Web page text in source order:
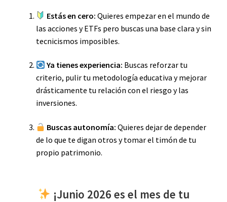
Estás en cero: Quieres empezar en el mundo de
las acciones y ETFs pero buscas una base clara y sin
tecnicismos imposibles.
Ya tienes experiencia: Buscas reforzar tu
criterio, pulir tu metodología educativa y mejorar
drásticamente tu relación con el riesgo y las
inversiones.
Buscas autonomía: Quieres dejar de depender
de lo que te digan otros y tomar el timón de tu
propio patrimonio.
¡Junio 2026 es el mes de tu